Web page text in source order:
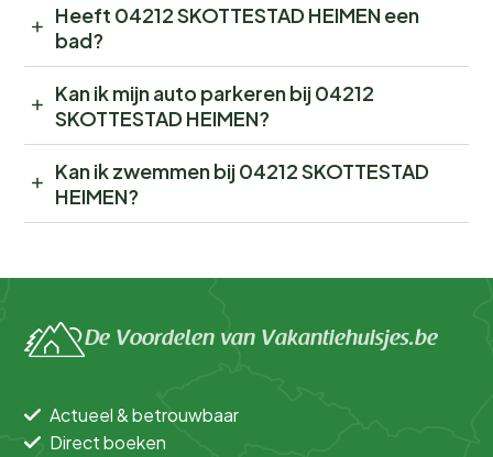
Heeft 04212 SKOTTESTAD HEIMEN een
bad?
Kan ik mijn auto parkeren bij 04212
SKOTTESTAD HEIMEN?
Kan ik zwemmen bij 04212 SKOTTESTAD
HEIMEN?
De Voordelen van Vakantiehuisjes.be
Actueel & betrouwbaar
Direct boeken